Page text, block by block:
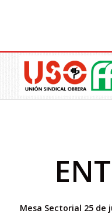
Mesa Sectorial 25 de